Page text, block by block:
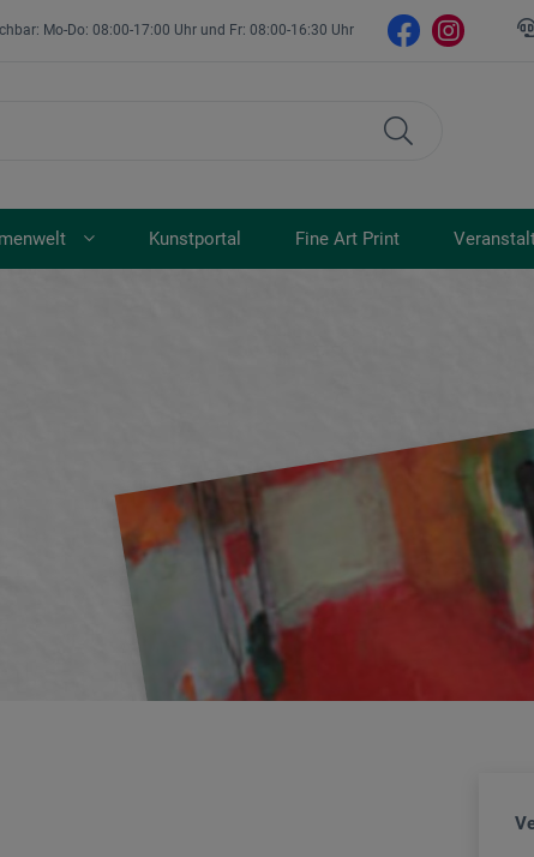
Mo-Do: 08:00-17:00 Uhr und Fr: 08:00-16:30 Uhr
Kunstportal Fine Art Print